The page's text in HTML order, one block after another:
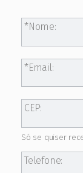
Nome:
Email:
CEP:
Só se quiser
Telefone: